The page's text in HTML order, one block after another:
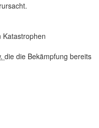
die die Bekämpfung bereits